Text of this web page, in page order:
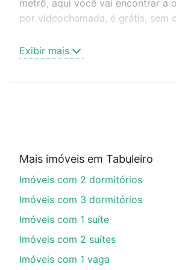
metrô, aqui você vai encontrar a
por videochamada, é grátis, sem
ou sem vaga de garagem para
Imóveis à venda em rua licurana
Qual o preço de Imóveis à
Aqui na Loft temos a oferta
financiamento imobiliário as
portal quanto custa comprar um
Exibir mais
Mais imóveis em Tabuleiro
Imóveis com 2 dormitórios
Imóveis com 3 dormitórios
Imóveis com 1 suíte
Imóveis com 2 suítes
Imóveis com 1 vaga